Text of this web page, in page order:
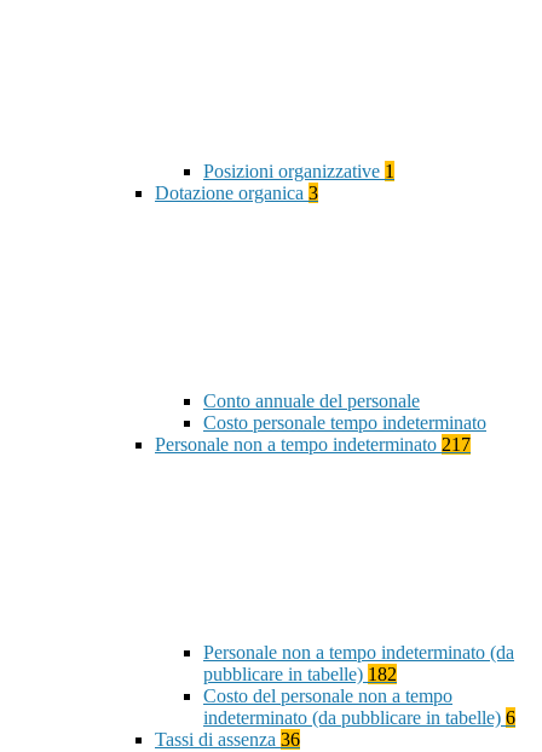
Posizioni organizzative 1
Dotazione organica 3
Conto annuale del personale
Costo personale tempo indeterminato
Personale non a tempo indeterminato 217
Personale non a tempo indeterminato (da
pubblicare in tabelle) 182
Costo del personale non a tempo
indeterminato (da pubblicare in tabelle) 6
Tassi di assenza 36